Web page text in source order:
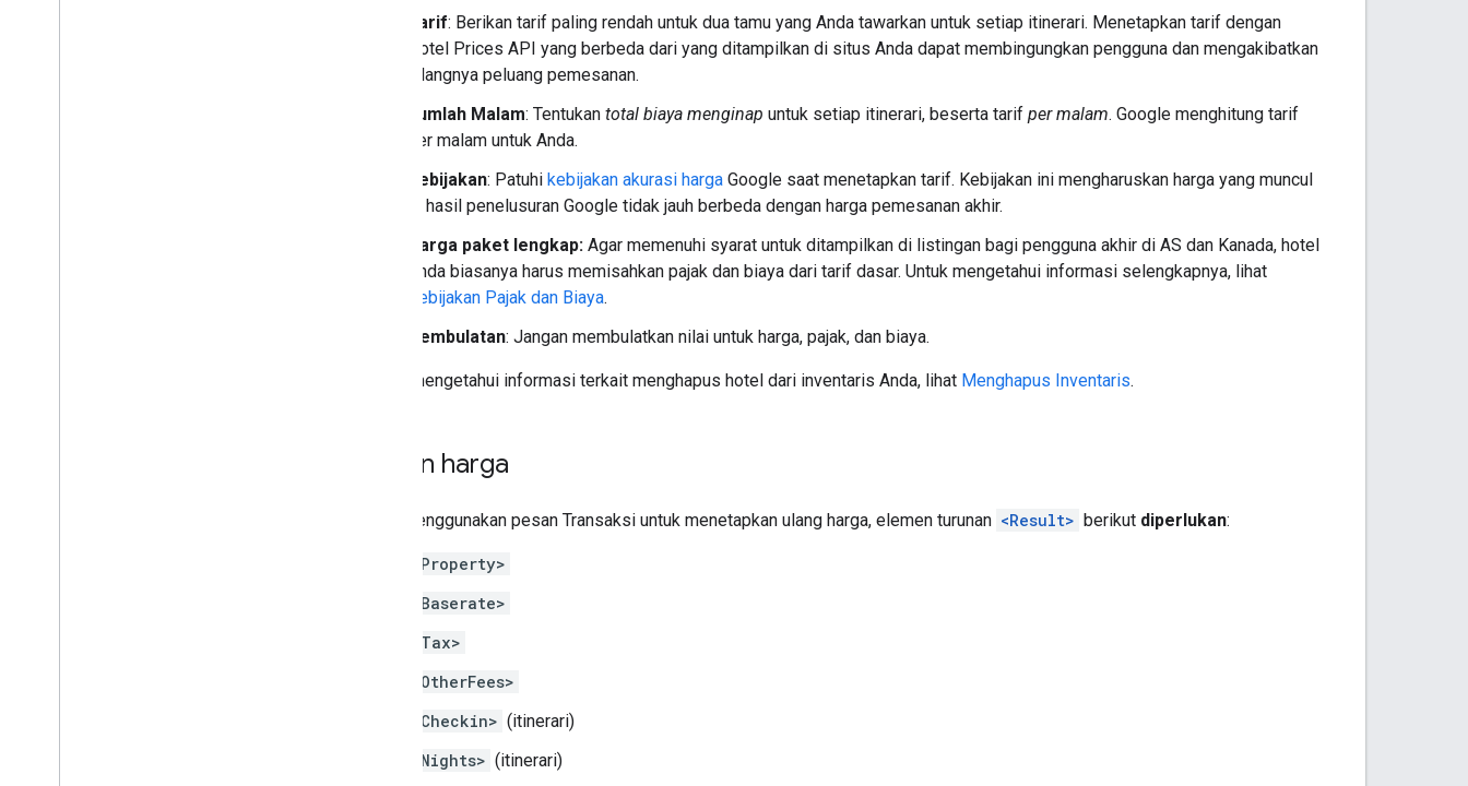
Tarif: Berikan tarif paling rendah untuk dua tamu yang Anda tawarkan untuk setiap itinerari. Menetapkan tarif dengan
Hotel Prices API yang berbeda dari yang ditampilkan di situs Anda dapat membingungkan pengguna dan mengakibatkan
hilangnya peluang pemesanan.
Jumlah Malam: Tentukan total biaya menginap untuk setiap itinerari, beserta tarif per malam. Google menghitung tarif
per malam untuk Anda.
Kebijakan: Patuhi kebijakan akurasi harga Google saat menetapkan tarif. Kebijakan ini mengharuskan harga yang muncul
di hasil penelusuran Google tidak jauh berbeda dengan harga pemesanan akhir.
Harga paket lengkap: Agar memenuhi syarat untuk ditampilkan di listingan bagi pengguna akhir di AS dan Kanada, hotel
Anda biasanya harus memisahkan pajak dan biaya dari tarif dasar. Untuk mengetahui informasi selengkapnya, lihat
Kebijakan Pajak dan Biaya.
Pembulatan: Jangan membulatkan nilai untuk harga, pajak, dan biaya.
Untuk mengetahui informasi terkait menghapus hotel dari inventaris Anda, lihat Menghapus Inventaris.
Pesan harga
Saat menggunakan pesan Transaksi untuk menetapkan ulang harga, elemen turunan <Result> berikut diperlukan:
<Property>
<Baserate>
<Tax>
<OtherFees>
<Checkin> (itinerari)
<Nights> (itinerari)